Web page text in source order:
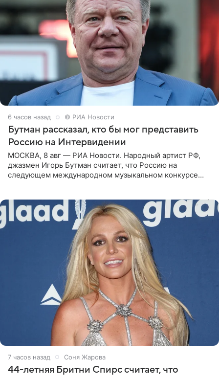
6 часов назад © РИА Новости
Бутман рассказал, кто бы мог представить
Россию на Интервидении
МОСКВА, 8 авг — РИА Новости. Народный артист РФ,
джазмен Игорь Бутман считает, что Россию на
следующем международном музыкальном конкурсе
7 часов назад Соня Жарова
44-летняя Бритни Спирс считает, что